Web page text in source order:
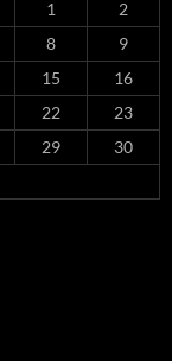
1
2
8
9
15
16
22
23
29
30